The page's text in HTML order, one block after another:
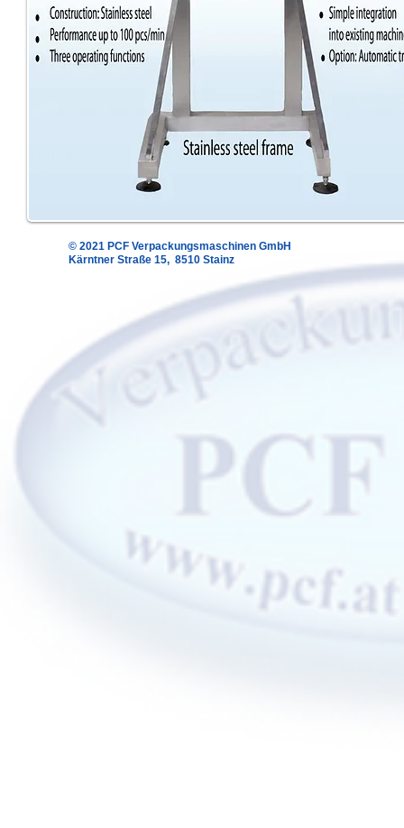
© 2021 PCF Verpackungsmaschinen GmbH
Kärntner Straße 15, 8510 Stainz